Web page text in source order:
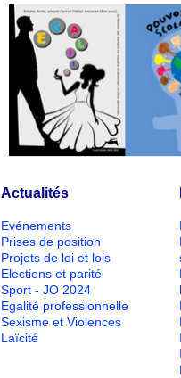
Actualités
Evénements
Prises de position
Projets de loi et lois
Elections et parité
Sport - JO 2024
Egalité professionnelle
Sexisme et Violences
Laïcité